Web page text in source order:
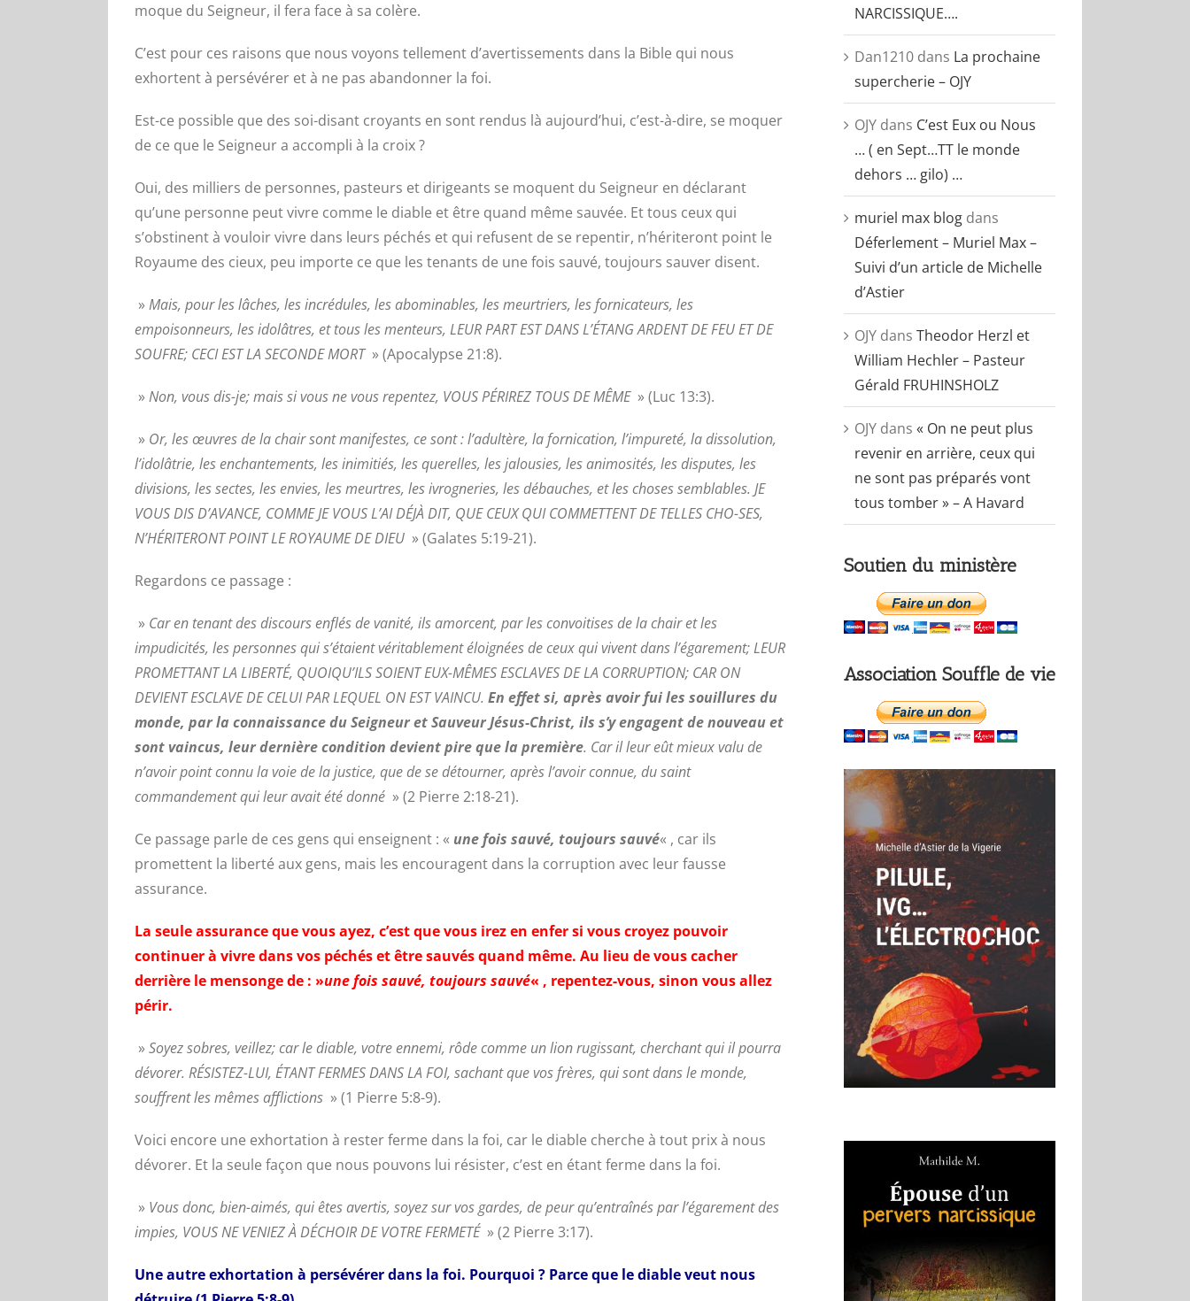
moque du Seigneur, il fera face à sa colère.
C’est pour ces raisons que nous voyons tellement d’avertissements dans la Bible qui nous
exhortent à persévérer et à ne pas abandonner la foi.
Est-ce possible que des soi-disant croyants en sont rendus là aujourd’hui, c’est-à-dire, se moquer
de ce que le Seigneur a accompli à la croix ?
Oui, des milliers de personnes, pasteurs et dirigeants se moquent du Seigneur en déclarant
qu’une personne peut vivre comme le diable et être quand même sauvée. Et tous ceux qui
s’obstinent à vouloir vivre dans leurs péchés et qui refusent de se repentir, n’hériteront point le
Royaume des cieux, peu importe ce que les tenants de une fois sauvé, toujours sauver disent.
»Mais, pour les lâches, les incrédules, les abominables, les meurtriers, les fornicateurs, les
empoisonneurs, les idolâtres, et tous les menteurs, LEUR PART EST DANS L’ÉTANG ARDENT DE FEU ET DE
SOUFRE; CECI EST LA SECONDE MORT» (Apocalypse 21:8).
»Non, vous dis-je; mais si vous ne vous repentez, VOUS PÉRIREZ TOUS DE MÊME» (Luc 13:3).
» Or, les œuvres de la chair sont manifestes, ce sont : l’adultère, la fornication, l’impureté, la dissolution,
l’idolâtrie, les enchantements, les inimitiés, les querelles, les jalousies, les animosités, les disputes, les
divisions, les sectes, les envies, les meurtres, les ivrogneries, les débauches, et les choses semblables. JE
VOUS DIS D’AVANCE, COMME JE VOUS L’AI DÉJÀ DIT, QUE CEUX QUI COMMETTENT DE TELLES CHO-SES,
N’HÉRITERONT POINT LE ROYAUME DE DIEU » (Galates 5:19-21).
Regardons ce passage :
» Car en tenant des discours enflés de vanité, ils amorcent, par les convoitises de la chair et les
impudicités, les personnes qui s’étaient véritablement éloignées de ceux qui vivent dans l’égarement; LEUR
PROMETTANT LA LIBERTÉ, QUOIQU’ILS SOIENT EUX-MÊMES ESCLAVES DE LA CORRUPTION; CAR ON
DEVIENT ESCLAVE DE CELUI PAR LEQUEL ON EST VAINCU. En effet si, après avoir fui les souillures du
monde, par la connaissance du Seigneur et Sauveur Jésus-Christ, ils s’y engagent de nouveau et
sont vaincus, leur dernière condition devient pire que la première. Car il leur eût mieux valu de
n’avoir point connu la voie de la justice, que de se détourner, après l’avoir connue, du saint
commandement qui leur avait été donné » (2 Pierre 2:18-21).
Ce passage parle de ces gens qui enseignent : « une fois sauvé, toujours sauvé« , car ils
promettent la liberté aux gens, mais les encouragent dans la corruption avec leur fausse
assurance.
La seule assurance que vous ayez, c’est que vous irez en enfer si vous croyez pouvoir
continuer à vivre dans vos péchés et être sauvés quand même. Au lieu de vous cacher
derrière le mensonge de : »une fois sauvé, toujours sauvé« , repentez-vous, sinon vous allez
périr.
»Soyez sobres, veillez; car le diable, votre ennemi, rôde comme un lion rugissant, cherchant qui il pourra
dévorer. RÉSISTEZ-LUI, ÉTANT FERMES DANS LA FOI, sachant que vos frères, qui sont dans le monde,
souffrent les mêmes afflictions » (1 Pierre 5:8-9).
Voici encore une exhortation à rester ferme dans la foi, car le diable cherche à tout prix à nous
dévorer. Et la seule façon que nous pouvons lui résister, c’est en étant ferme dans la foi.
» Vous donc, bien-aimés, qui êtes avertis, soyez sur vos gardes, de peur qu’entraînés par l’égarement des
impies, VOUS NE VENIEZ À DÉCHOIR DE VOTRE FERMETÉ» (2 Pierre 3:17).
Une autre exhortation à persévérer dans la foi. Pourquoi ? Parce que le diable veut nous
NARCISSIQUE….
Dan1210dans La prochaine
supercherie – OJY
OJYdans C’est Eux ou Nous
… ( en Sept…TT le monde
dehors … gilo) …
muriel max blogdans
Déferlement – Muriel Max –
Suivi d’un article de Michelle
d’Astier
OJYdans Theodor Herzl et
William Hechler – Pasteur
Gérald FRUHINSHOLZ
OJYdans « On ne peut plus
revenir en arrière, ceux qui
ne sont pas préparés vont
tous tomber » – A Havard
Soutien du ministère
Association Souffle de vie